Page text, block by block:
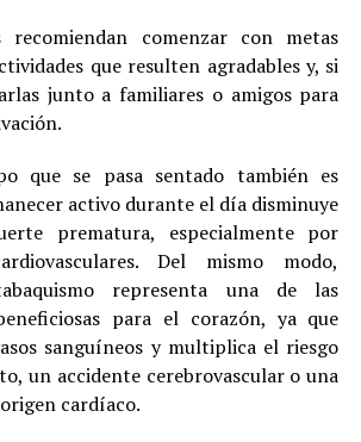
recomiendan comenzar con metas
que resulten agradables y, si
junto a familiares o amigos para
que se pasa sentado también es
activo durante el día disminuye
prematura, especialmente por
Del mismo modo,
representa una de las
para el corazón, ya que
sanguíneos y multiplica el riesgo
un accidente cerebrovascular o una
cardíaco.